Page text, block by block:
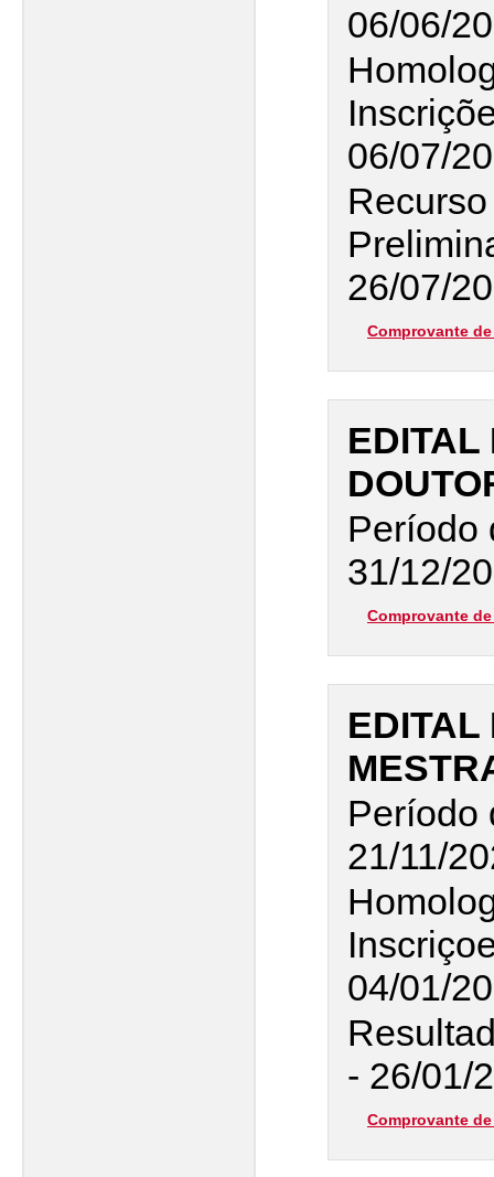
06/06/
06/07/
26/07/
Comprovante
EDITAL
Período
31/12/
Comprovante
EDITAL
Período
21/11/
04/01/
- 26/01/
Comprovante